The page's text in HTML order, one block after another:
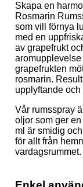
Skapa en
Rosmarin
som vill förnya
med en
av grapefrukt
aromupplevelse
grapefrukten
rosmarin.
upplyftande
Vår rumsspray
oljor som ger
ml är smidig
för allt från
vardagsrummet.